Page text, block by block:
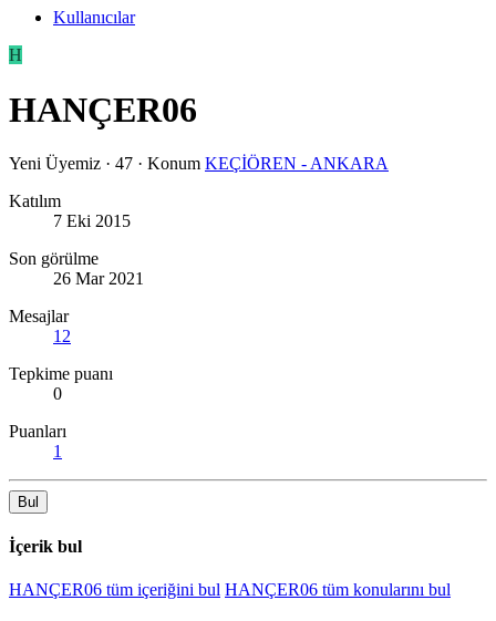
Kullanıcılar
H
HANÇER06
Yeni Üyemiz · 47 · Konum KEÇİÖREN - ANKARA
Katılım
7 Eki 2015
Son görülme
26 Mar 2021
Mesajlar
12
Tepkime puanı
0
Puanları
1
Bul
İçerik bul
HANÇER06 tüm içeriğini bul HANÇER06 tüm konularını bul